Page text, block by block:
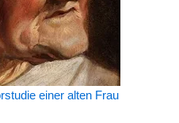
einer alten Frau